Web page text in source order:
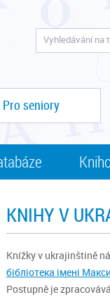
Pro seniory
KNIHY V
Knížky v ukrajinštině
бібліотека імені
Postupně je